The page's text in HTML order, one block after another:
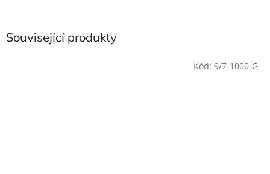
Související produkty
Kód: 9/7-1000-G